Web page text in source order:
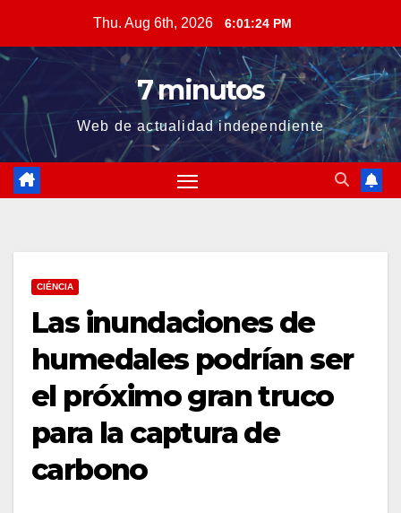
content
Thu. Aug 6th, 2026 6:01:25 PM
7 minutos
Web de actualidad independiente
CIÉNCIA
Las inundaciones de
humedales podrían ser
el próximo gran truco
para la captura de
carbono